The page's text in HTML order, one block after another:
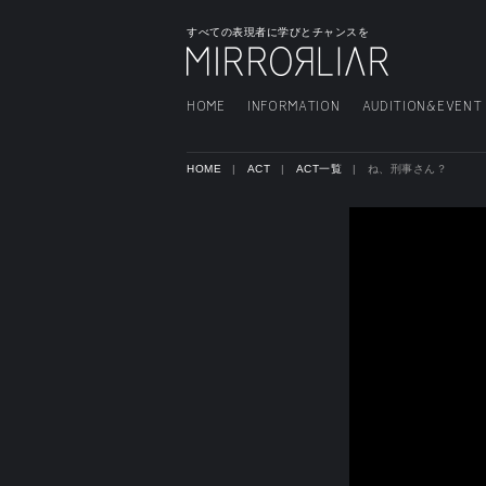
すべての表現者に学びとチャンスを
HOME INFORMATION AUDITION&EVENT
HOME ACT ACT一覧 ね、刑事さん？